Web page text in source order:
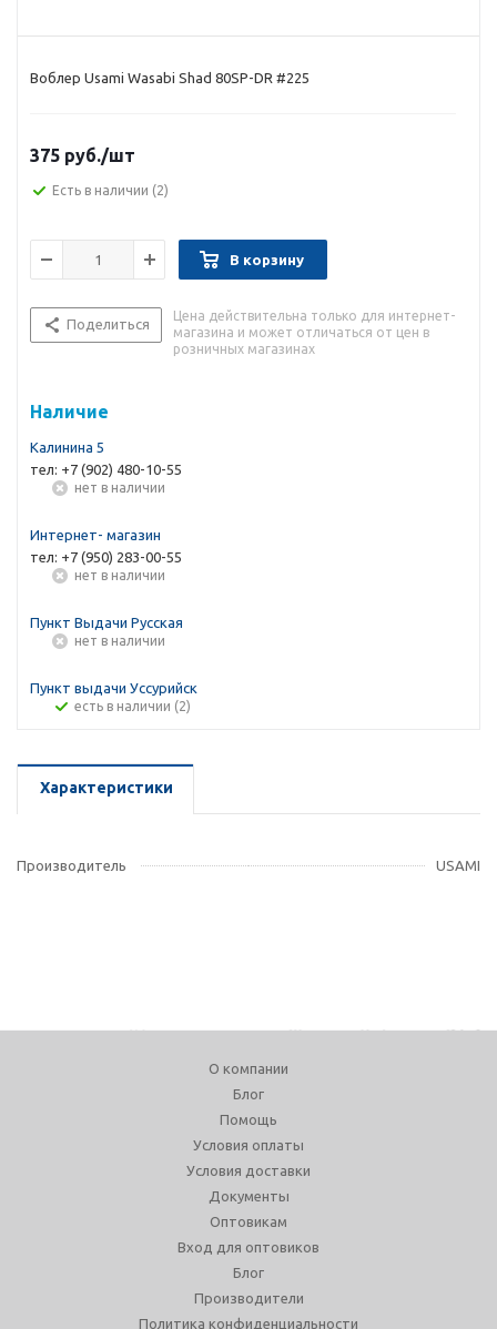
Воблер Usami Wasabi Shad 80SP-DR #225
375 руб./шт
Есть в наличии (2)
В корзину
Поделиться
Цена действительна только для интернет-
магазина и может отличаться от цен в
розничных магазинах
Наличие
Калинина 5
тел: +7 (902) 480-10-55
Нет в наличии
Интернет- магазин
тел: +7 (950) 283-00-55
Нет в наличии
Пункт Выдачи Русская
Нет в наличии
Пункт выдачи Уссурийск
Есть в наличии (2)
Характеристики
Производитель USAMI
О компании
Блог
Помощь
Условия оплаты
Условия доставки
Документы
Оптовикам
Вход для оптовиков
Блог
Производители
Политика конфиденциальности